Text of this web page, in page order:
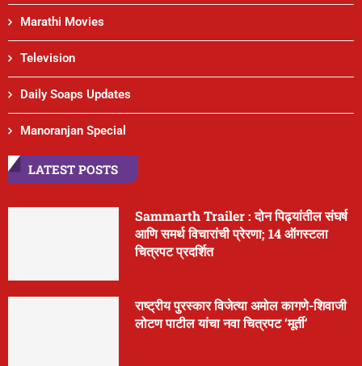
Marathi Movies
Television
Daily Soaps Updates
Manoranjan Special
LATEST POSTS
Sammarth Trailer : दोन पिढ्यांतील संघर्ष
आणि समर्थ विचारांची प्रेरणा; 14 ऑगस्टला
चित्रपट प्रदर्शित
राष्ट्रीय पुरस्कार विजेत्या अमोल कागणे-शिवाजी
लोटण पाटील यांचा नवा चित्रपट ‘मूर्ती’